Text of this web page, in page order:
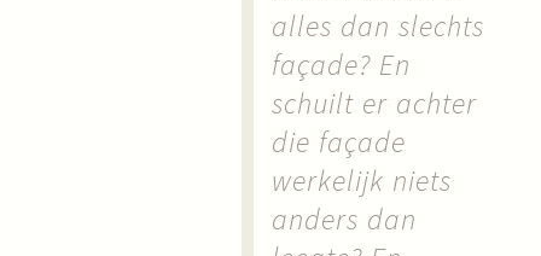
alles dan slechts
façade? En
schuilt er achter
die façade
werkelijk niets
anders dan